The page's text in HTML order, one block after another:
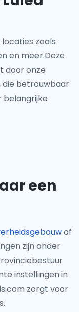
zoals
en meer.Deze
door onze
die betrouwbaar
belangrijke
een
of
zijn onder
instellingen in
zorgt voor